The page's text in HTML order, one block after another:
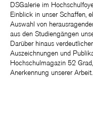
DSGalerie im
Einblick in unser Schaffen,
Auswahl von
aus den Studiengängen
Darüber hinaus
Auszeichnungen und
Hochschulmagazin 52
Anerkennung unserer Arbeit.